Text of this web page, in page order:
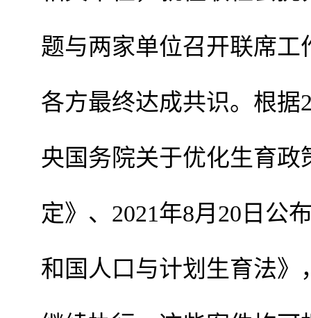
题与两家单位召开联席
各方最终达成共识。根据
央国务院关于优化生育
定》、 2021年8月 20 日公
和国人口与计划生育法